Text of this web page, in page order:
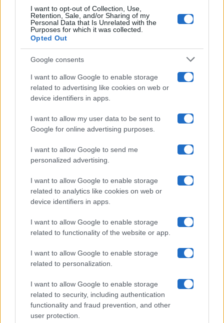
I want to opt-out of Collection, Use,
Retention, Sale, and/or Sharing of my
Personal Data that Is Unrelated with the
Purposes for which it was collected.
Opted Out
Google consents
I want to allow Google to enable storage
related to advertising like cookies on web or
device identifiers in apps.
I want to allow my user data to be sent to
Google for online advertising purposes.
I want to allow Google to send me
personalized advertising.
I want to allow Google to enable storage
related to analytics like cookies on web or
device identifiers in apps.
I want to allow Google to enable storage
related to functionality of the website or app.
I want to allow Google to enable storage
related to personalization.
I want to allow Google to enable storage
related to security, including authentication
functionality and fraud prevention, and other
user protection.
Grande Fratello
Isola Dei Famosi
Uomini E Donne
Maste S.r.l.
Chi siamo
Collabora con noi
Contatti
Privacy Policy
Cookie Policy